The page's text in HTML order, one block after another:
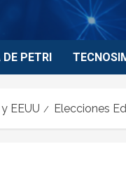
PETRI
EEUU Elecciones